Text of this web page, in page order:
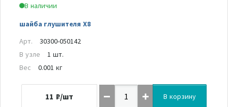
В наличии
шайба глушителя Х8
Арт.
30300-050142
В узле
1 шт.
Вес
0.001 кг
11 ₽/шт В корзину